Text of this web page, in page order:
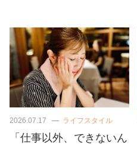
2026.07.17 ライフスタイル
「仕事以外、できないん